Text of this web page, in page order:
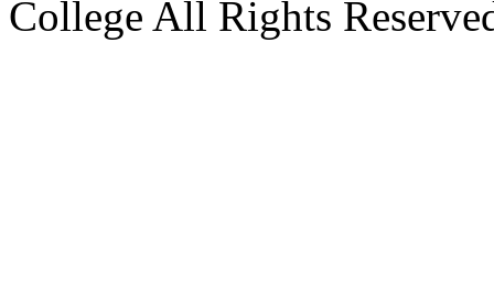
College All Rights